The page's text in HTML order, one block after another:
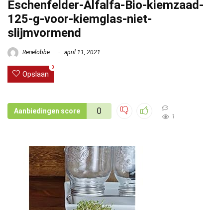
Eschenfelder-Alfalfa-Bio-kiemzaad-
125-g-voor-kiemglas-niet-
slijmvormend
Renelobbe april 11, 2021
Opslaan
0
Aanbiedingen score 0
1